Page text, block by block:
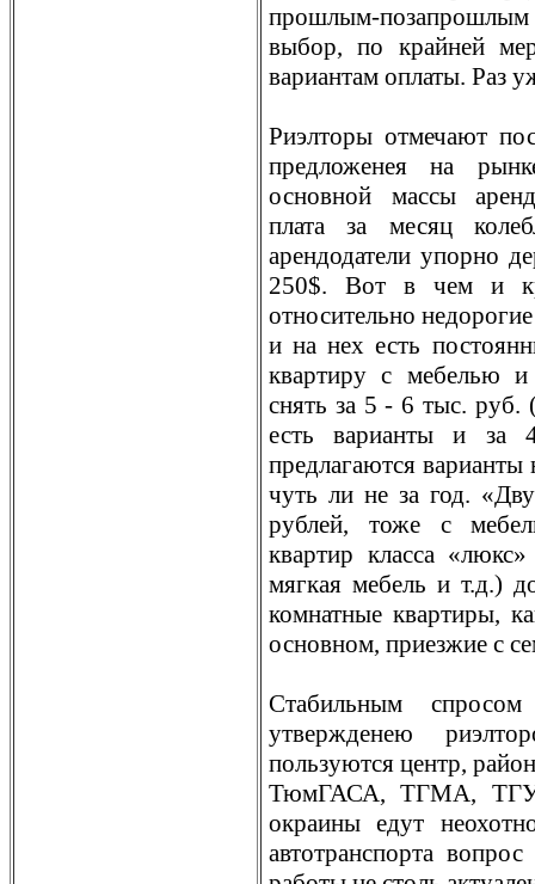
прошлым-позапрошлым
выбор, по крайней
вариантам оплаты. Раз
Риэлторы отмечают
предложенея на
основной массы
плата за месяц
арендодатели упорно
250$. Вот в чем и
относительно
и на нех есть
квартиру с мебелью
снять за 5 - 6 тыс. руб.
есть варианты и
предлагаются варианты
чуть ли не за год.
рублей, тоже с
квартир класса
мягкая мебель и т.д.)
комнатные квартиры,
основном, приезжие с
Стабильным
утвержденею
пользуются центр,
ТюмГАСА, ТГМА,
окраины едут
автотранспорта